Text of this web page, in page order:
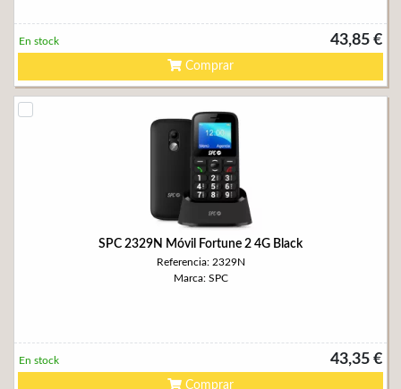
43,85 €
En stock
Comprar
SPC 2329N Móvil Fortune 2 4G Black
Referencia: 2329N
Marca: SPC
43,35 €
En stock
Comprar